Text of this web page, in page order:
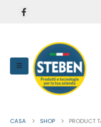
CASA SHOP
PRODUCT